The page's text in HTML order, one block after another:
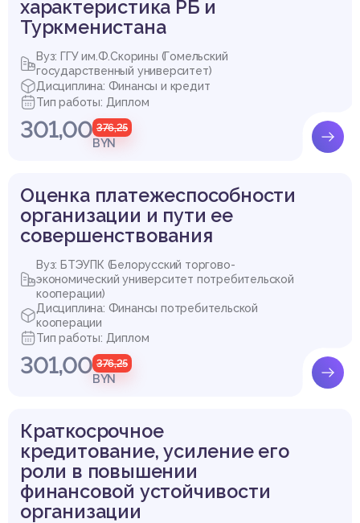
характеристика РБ и
Туркменистана
Вуз: ГГУ им.Ф.Скорины (Гомельский
государственный университет)
Дисциплина: Финансы и кредит
Тип работы: Диплом
301,00 376,25
BYN
Оценка платежеспособности
организации и пути ее
совершенствования
Вуз: БТЭУПК (Белорусский торгово-
экономический университет потребительской
кооперации)
Дисциплина: Финансы потребительской
кооперации
Тип работы: Диплом
301,00 376,25
BYN
Краткосрочное
кредитование, усиление его
роли в повышении
финансовой устойчивости
организации